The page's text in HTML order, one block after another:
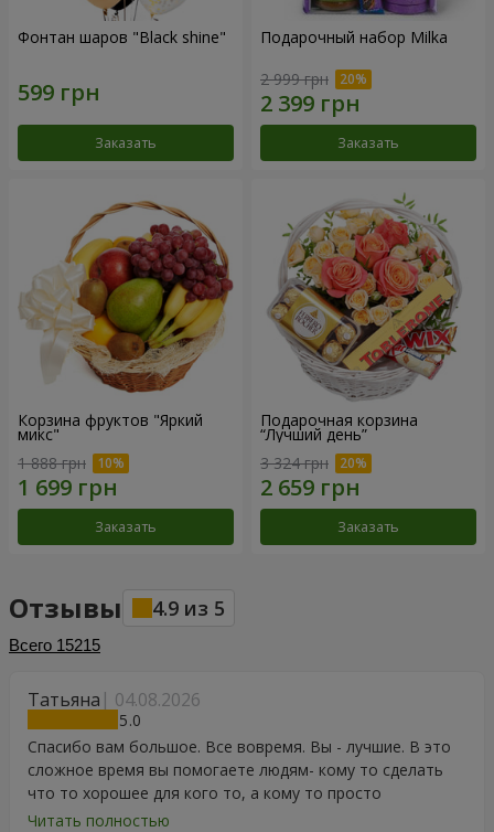
Фонтан шаров "Black shine"
Заказать
Подарочный набор Milka
2 999 грн
Заказать
Корзина фруктов "Яркий
микс"
1 888 грн
Заказать
Подарочная корзина
“Лучший день”
3 324 грн
Заказать
Отзывы 4.9 из 5
Всего 15215
Татьяна 04.08.2026
5
Спасибо вам большое. Все вовремя. Вы - лучшие. В это
сложное время вы помогаете людям- кому то сделать
что то хорошее для кого то, а кому то просто
порадоваться цветам, подарку, тортику, поздравлению.
Читать полностью